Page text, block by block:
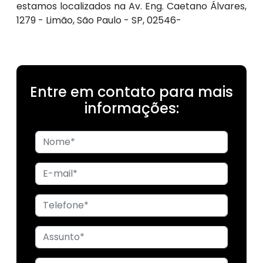
estamos localizados na Av. Eng. Caetano Álvares,
1279 - Limão, São Paulo - SP, 02546-
Entre em contato para mais
informações: